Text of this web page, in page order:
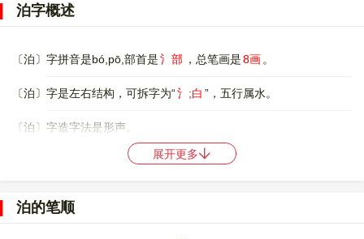
泊字概述
〔泊〕字拼音是bó,pō,部首是氵部 ，总笔画是8画 。
〔泊〕字是左右结构，可拆字为“氵;白 ”，五行属水。
〔泊〕字造字法是形声。
，五笔是IRG，四角号码是
〔泊〕字的UNICODE是
展开更多
泊的笔顺